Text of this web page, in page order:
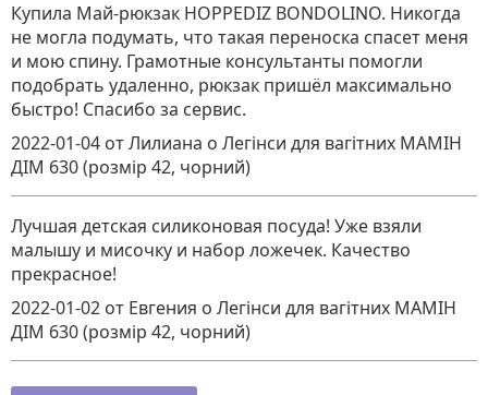
Купила Май-рюкзак HOPPEDIZ BONDOLINO. Никогда
не могла подумать, что такая переноска спасет меня
и мою спину. Грамотные консультанты помогли
подобрать удаленно, рюкзак пришёл максимально
быстро! Спасибо за сервис.
2022-01-04 от Лилиана о Легінси для вагітних MAMІН
ДІМ 630 (розмір 42, чорний)
Лучшая детская силиконовая посуда! Уже взяли
малышу и мисочку и набор ложечек. Качество
прекрасное!
2022-01-02 от Евгения о Легінси для вагітних MAMІН
ДІМ 630 (розмір 42, чорний)